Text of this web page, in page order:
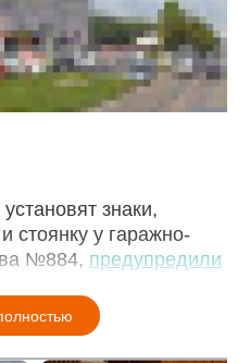
знаки,
стоянку у гаражно-
№884, предупредили